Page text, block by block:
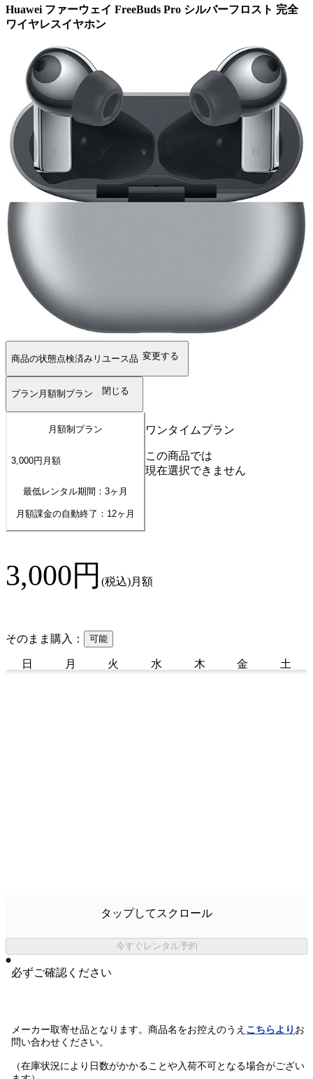
Huawei ファーウェイ FreeBuds Pro シルバーフロスト 完全
ワイヤレスイヤホン
商品の状態点検済みリユース品 変更する
プラン 月額制プラン 閉じる
月額制プラン
3,000円 月額
最低レンタル期間：3ヶ月
月額課金の自動終了： 12ヶ月
ワンタイムプラン
この商品では
現在選択できません
3,000円 (税込)月額
そのまま購入： 可能
日 月 火 水 木 金 土
タップしてスクロール
今すぐレンタル予約
必ずご確認ください
メーカー取寄せ品となります。商品名をお控えのうえ こちらより お
問い合わせください。
（在庫状況により日数がかかることや入荷不可となる場合がござい